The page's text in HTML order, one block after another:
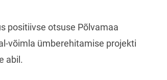
positiivse otsuse Põlvamaa
võimla ümberehitamise projekti
abil.